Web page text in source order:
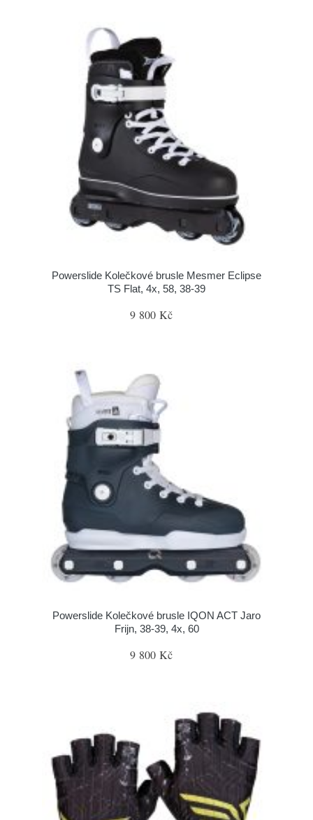
Powerslide Kolečkové brusle Mesmer Eclipse
TS Flat, 4x, 58, 38-39
9 800 Kč
Powerslide Kolečkové brusle IQON ACT Jaro
Frijn, 38-39, 4x, 60
9 800 Kč